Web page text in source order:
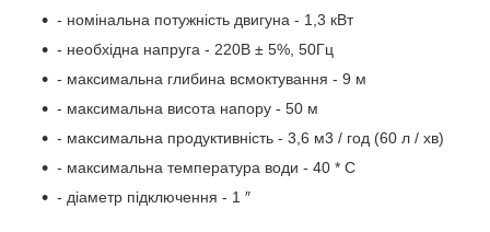
- номінальна потужність двигуна - 1,3 кВт
- необхідна напруга - 220В ± 5%, 50Гц
- максимальна глибина всмоктування - 9 м
- максимальна висота напору - 50 м
- максимальна продуктивність - 3,6 м3 / год (60 л / хв)
- максимальна температура води - 40 * С
- діаметр підключення - 1 ″